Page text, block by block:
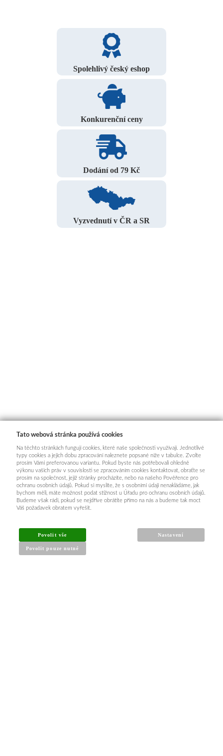
Spolehlivý český eshop
Konkurenční ceny
Dodání od 79 Kč
Vyzvednutí v ČR a SR
Tato webová stránka používá cookies
Na těchto stránkách fungují cookies, které naše společnosti využívají. Jednotlivé
typy cookies a jejich dobu zpracování naleznete popsané níže v tabulce. Zvolte
prosím Vámi preferovanou variantu. Pokud byste nás potřebovali ohledně
výkonu vašich práv v souvislosti se zpracováním cookies kontaktovat, obraťte se
prosím na společnost, jejíž stránky procházíte, nebo na našeho Pověřence pro
ochranu osobních údajů. Pokud si myslíte, že s osobními údaji nenakládáme, jak
bychom měli, máte možnost podat stížnost u Úřadu pro ochranu osobních údajů.
Budeme však rádi, pokud se nejdříve obrátíte přímo na nás a budeme tak moct
Váš požadavek obratem vyřešit.
Povolit vše
Povolit pouze nutné
Nastavení